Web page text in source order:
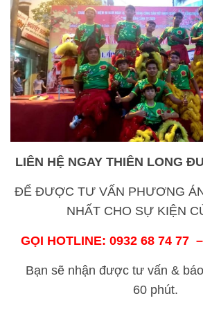
LIÊN HỆ NGAY THIÊN LONG
ĐỂ ĐƯỢC TƯ VẤN PHƯƠNG
NHẤT CHO SỰ KIỆN
GỌI HOTLINE: 0932 68 74 77
Bạn sẽ nhận được tư vấn &
60 phút.